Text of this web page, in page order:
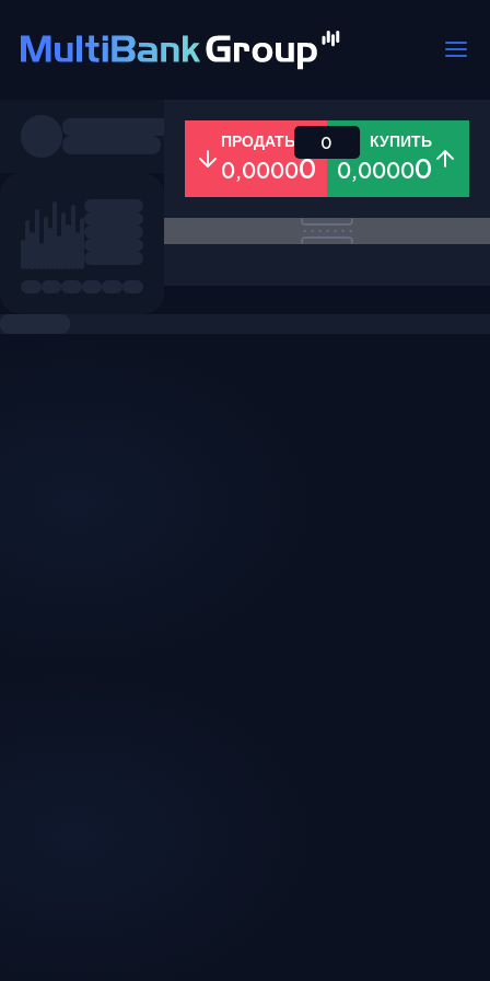
Все Форекс Металлы
ПРОДАТЬ
0,00000
КУПИТЬ
0,00000
0